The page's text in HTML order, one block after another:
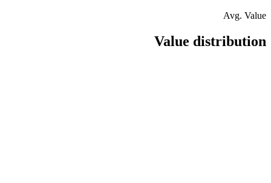
Avg. Value
Value distribution